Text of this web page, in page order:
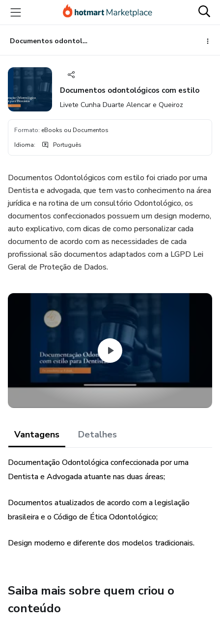
para
conteúdo
principal
para
pagamento
para
rodapé
Documentos odontológicos com estilo
Documentos odontológicos com estilo
Livete Cunha Duarte Alencar e Queiroz
Formato: eBooks ou Documentos
Idioma: Português
Documentos Odontológicos com estilo foi criado por uma
Dentista e advogada, que tem vasto conhecimento na área
jurídica e na rotina de um consultório Odontológico, os
documentos confeccionados possuem um design moderno,
auto explicativo, com dicas de como personalizar cada
documento de acordo com as necessidades de cada
profissional são documentos adaptados com a LGPD Lei
Geral de Proteção de Dados.
Vantagens Detalhes
Documentação Odontológica confeccionada por uma
Dentista e Advogada atuante nas duas áreas;
Documentos atualizados de acordo com a legislação
brasileira e o Código de Ética Odontológico;
Design moderno e diferente dos modelos tradicionais.
Saiba mais sobre quem criou o
conteúdo